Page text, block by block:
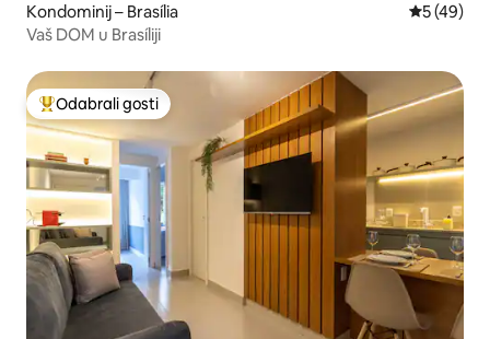
Kondominij – Brasília Prosječna
5 (49)
Vaš DOM u Brasíliji
Među najviše rangiranima s oznakom „Odabrali gosti”
Odabrali gosti